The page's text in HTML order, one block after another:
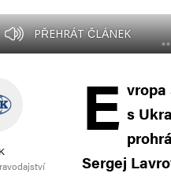
PŘEHRÁT ČLÁNEK
E vropa
s
Sergej